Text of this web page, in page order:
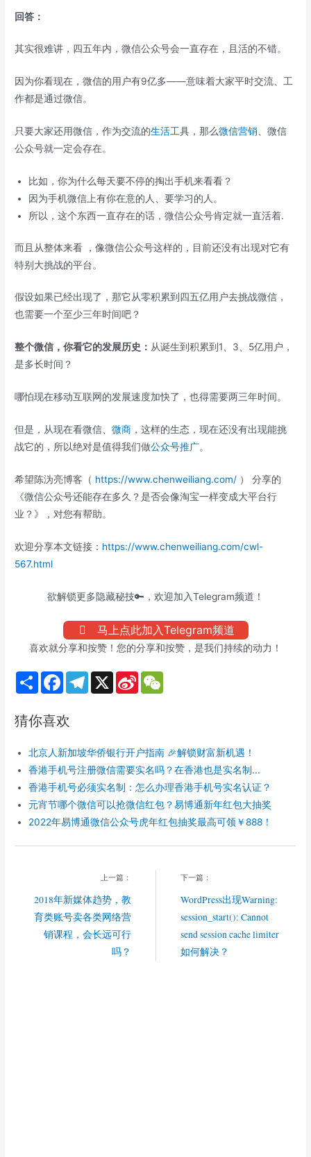
回答：
其实很难讲，四五年内，微信公众号会一直存在，且活的不错。
因为你看现在，微信的用户有9亿多——意味着大家平时交流、工
作都是通过微信。
只要大家还用微信，作为交流的生活工具，那么微信营销、微信
公众号就一定会存在。
比如，你为什么每天要不停的掏出手机来看看？
因为手机微信上有你在意的人、要学习的人。
所以，这个东西一直存在的话，微信公众号肯定就一直活着.
而且从整体来看 ，像微信公众号这样的，目前还没有出现对它有
特别大挑战的平台。
假设如果已经出现了，那它从零积累到四五亿用户去挑战微信，
也需要一个至少三年时间吧？
整个微信，你看它的发展历史： 从诞生到积累到1、3、5亿用户，
是多长时间？
哪怕现在移动互联网的发展速度加快了，也得需要两三年时间。
但是，从现在看微信、微商 ，这样的生态，现在还没有出现能挑
战它的，所以绝对是值得我们做公众号推广。
希望陈沩亮博客（ https://www.chenweiliang.com/ ） 分享的
《微信公众号还能存在多久？是否会像淘宝一样变成大平台行
业？》，对您有帮助。
欢迎分享本文链接： https://www.chenweiliang.com/cwl-
567.html
欲解锁更多隐藏秘技🔑，欢迎加入Telegram频道！
马上点此加入Telegram频道
喜欢就分享和按赞！您的分享和按赞，是我们持续的动力！
S
h
e
F
b
k
T
m
X
S
b
o
猜你喜欢
北京人新加坡华侨银行开户指南 🎉解锁财富新机遇！
香港手机号注册微信需要实名吗？在香港也是实名制...
香港手机号必须实名制：怎么办理香港手机号实名认证？
元宵节哪个微信可以抢微信红包？易博通新年红包大抽奖
2022年易博通微信公众号虎年红包抽奖最高可领￥888！
上一篇：
2018年新媒体趋势，教
育类账号卖各类网络营
销课程，会长远可行
吗？
下一篇：
WordPress出现Warning:
session_start(): Cannot
send session cache limiter
如何解决？